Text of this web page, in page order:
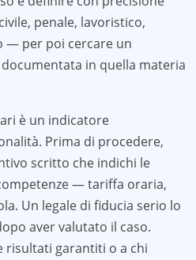
penale, lavoristico,
per poi cercare un
in quella materia
è un indicatore
Prima di procedere,
scritto che indichi le
— tariffa oraria,
Un legale di fiducia serio lo
aver valutato il caso.
risultati garantiti o a chi